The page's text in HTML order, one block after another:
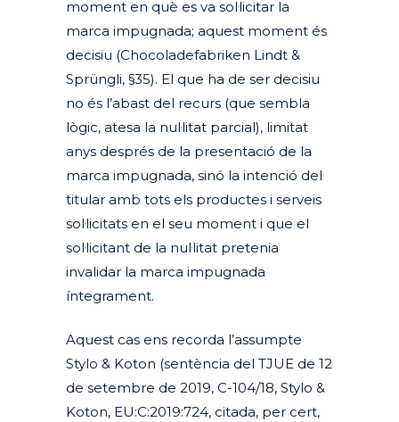
moment en què es va sol·licitar la
marca impugnada; aquest moment és
decisiu (Chocoladefabriken Lindt &
Sprüngli, §35). El que ha de ser decisiu
no és l’abast del recurs (que sembla
lògic, atesa la nul·litat parcial), limitat
anys després de la presentació de la
marca impugnada, sinó la intenció del
titular amb tots els productes i serveis
sol·licitats en el seu moment i que el
sol·licitant de la nul·litat pretenia
invalidar la marca impugnada
íntegrament.
Aquest cas ens recorda l’assumpte
Stylo & Koton (sentència del TJUE de 12
de setembre de 2019, C-104/18, Stylo &
Koton, EU:C:2019:724, citada, per cert,